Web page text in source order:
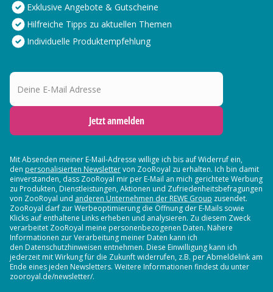
Exklusive Angebote & Gutscheine
Hilfreiche Tipps zu aktuellen Themen
Individuelle Produktempfehlung
Deine E-Mail Adresse
Jetzt anmelden
Mit Absenden meiner E-Mail-Adresse willige ich bis auf Widerruf ein,
den personalisierten Newslettervon ZooRoyal zu erhalten. Ich bin damit
einverstanden, dass ZooRoyal mir per E-Mail an mich gerichtete Werbung
zu Produkten, Dienstleistungen, Aktionen und Zufriedenheitsbefragungen
von ZooRoyal und anderen Unternehmen der REWE Group zusendet.
ZooRoyal darf zur Werbeoptimierung die Öffnung der E-Mails sowie
Klicks auf enthaltene Links erheben und analysieren. Zu diesem Zweck
verarbeitet ZooRoyal meine personenbezogenen Daten. Nähere
Informationen zur Verarbeitung meiner Daten kann ich
den Datenschutzhinweisen entnehmen. Diese Einwilligung kann ich
jederzeit mit Wirkung für die Zukunft widerrufen, z.B. per Abmeldelink am
Ende eines jeden Newsletters. Weitere Informationen findest du unter
zooroyal.de/newsletter/.